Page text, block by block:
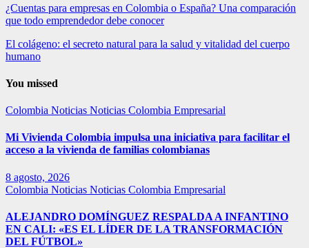
¿Cuentas para empresas en Colombia o España? Una comparación
que todo emprendedor debe conocer
El colágeno: el secreto natural para la salud y vitalidad del cuerpo
humano
You missed
Colombia Noticias Noticias Colombia Empresarial
Mi Vivienda Colombia impulsa una iniciativa para facilitar el
acceso a la vivienda de familias colombianas
8 agosto, 2026
Colombia Noticias Noticias Colombia Empresarial
ALEJANDRO DOMÍNGUEZ RESPALDA A INFANTINO
EN CALI: «ES EL LÍDER DE LA TRANSFORMACIÓN
DEL FÚTBOL»